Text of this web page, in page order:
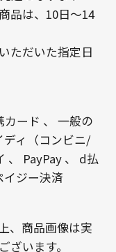
品は、10日～14
ただいた指定日
カード 、 一般の
ディ（コンビニ/
、 PayPay、 d払
イジー決済
、商品画像は実
います。